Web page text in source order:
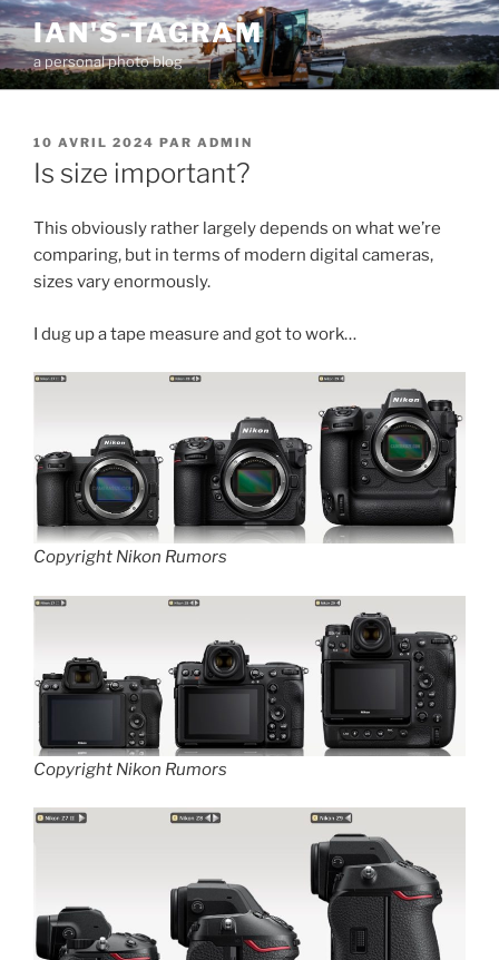
Aller
au
contenu
principal
IAN'S-TAGRAM
a personal photo blog
PUBLIÉ
LE
10 AVRIL 2024 PAR ADMIN
Is size important?
This obviously rather largely depends on what we’re
comparing, but in terms of modern digital cameras,
sizes vary enormously.
I dug up a tape measure and got to work…
Copyright Nikon Rumors
Copyright Nikon Rumors